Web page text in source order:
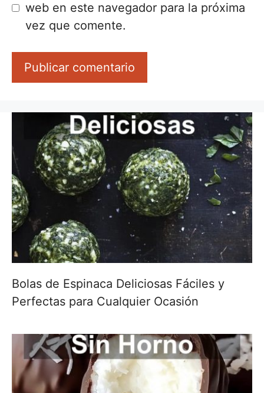
web en este navegador para la próxima
vez que comente.
Bolas de Espinaca Deliciosas Fáciles y
Perfectas para Cualquier Ocasión